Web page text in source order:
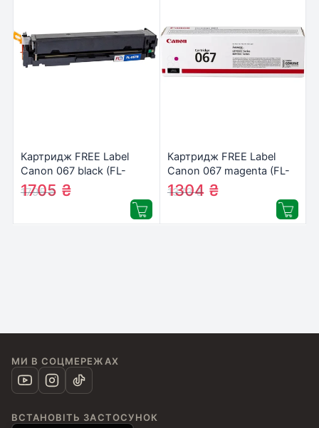
Картридж FREE Label
Canon 067 black (FL-
067B)
1795₴
1705 ₴
Картридж FREE Label
Canon 067 magenta (FL-
067M)
1373₴
1304 ₴
МИ В СОЦМЕРЕЖАХ
ВСТАНОВІТЬ ЗАСТОСУНОК